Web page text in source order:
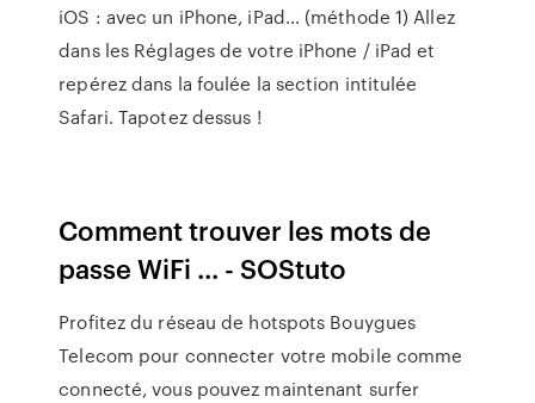
iOS : avec un iPhone, iPad… (méthode 1) Allez
dans les Réglages de votre iPhone / iPad et
repérez dans la foulée la section intitulée
Safari. Tapotez dessus !
Comment trouver les mots de
passe WiFi ... - SOStuto
Profitez du réseau de hotspots Bouygues
Telecom pour connecter votre mobile comme
connecté, vous pouvez maintenant surfer